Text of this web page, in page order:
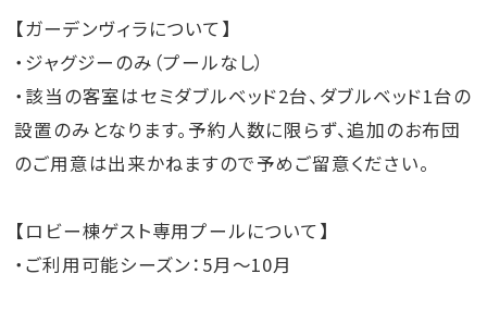
指定時刻に
遅れる場合は必ず、当館までご連絡ください。(098-
923-1108)
※ご出発時のタクシー代金はお客様負担となります。
【ガーデンヴィラについて】
・ジャグジーのみ（プールなし）
・該当の客室はセミダブルベッド2台、ダブルベッド1台の
設置のみとなります。予約人数に限らず、追加のお布団
のご用意は出来かねますので予めご留意ください。
【ロビー棟ゲスト専用プールについて】
・ご利用可能シーズン：5月～10月